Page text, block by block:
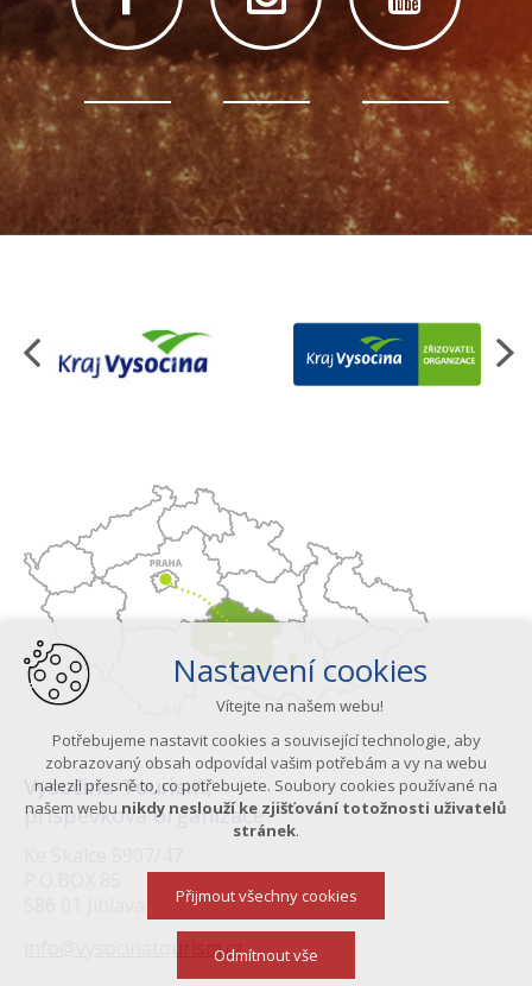
Vysočina Tourism,
příspěvková organizace
info@vysocinatourism.cz
Nastavení cookies
Vítejte na našem webu!
Potřebujeme nastavit cookies a související technologie, aby
zobrazovaný obsah odpovídal vašim potřebám a vy na webu
nalezli přesně to, co potřebujete. Soubory cookies používané na
našem webu nikdy neslouží ke zjišťování totožnosti uživatelů
stránek.
Přijmout všechny cookies
Odmítnout vše